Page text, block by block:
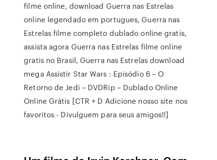
filme online, download Guerra nas Estrelas
online legendado em portugues, Guerra nas
Estrelas filme completo dublado online gratis,
assista agora Guerra nas Estrelas filme online
gratis no Brasil, Guerra nas Estrelas download
mega Assistir Star Wars : Episódio 6 – O
Retorno de Jedi – DVDRip – Dublado Online
Online Grátis [CTR + D Adicione nosso site nos
favoritos - Divulguem para seus amigos!!]